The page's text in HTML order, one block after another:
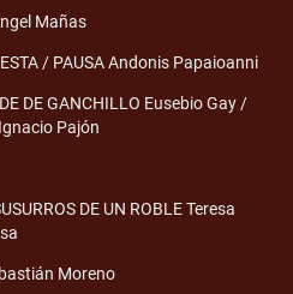
Mañas
/ PAUSA Andonis Papaioanni
DE GANCHILLO Eusebio Gay /
Pajón
DE UN ROBLE Teresa
Moreno